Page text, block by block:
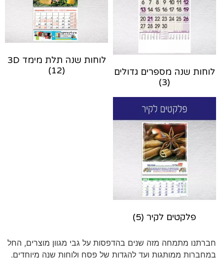
לוחות שנה מספרים גדולים
(3)
לוחות שנה תלת מימד 3D
(12)
פלקטים לקיר (5)
חברתנו מתמחה מזה שנים בהדפסות על גבי מגוון מוצרים, החל
במחברות ממותגות ועד להגדות של פסח ולוחות שנה מיוחדים.